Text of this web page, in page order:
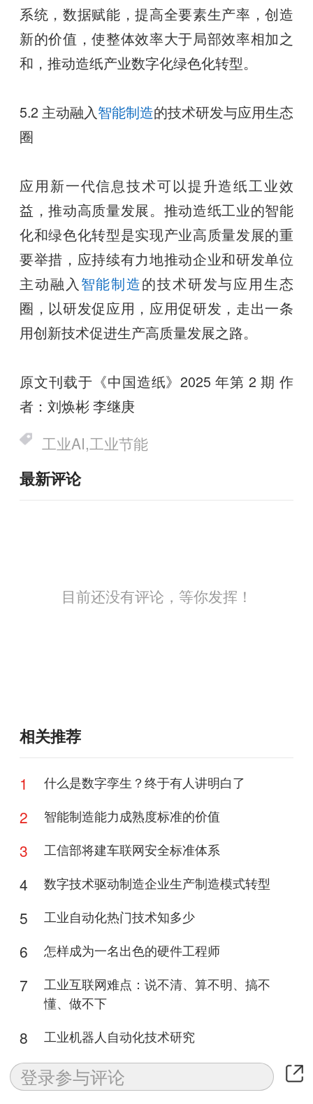
系统，数据赋能，提高全要素生产率，创造
新的价值，使整体效率大于局部效率相加之
和，推动造纸产业数字化绿色化转型。
5.2 主动融入智能制造的技术研发与应用生态
圈
应用新一代信息技术可以提升造纸工业效
益，推动高质量发展。推动造纸工业的智能
化和绿色化转型是实现产业高质量发展的重
要举措，应持续有力地推动企业和研发单位
主动融入 智能制造的技术研发与应用生态
圈，以研发促应用，应用促研发，走出一条
用创新技术促进生产高质量发展之路。
原文刊载于《中国造纸》2025 年第 2 期 作
者：刘焕彬 李继庚
工业AI,工业节能
最新评论
目前还没有评论，等你发挥！
相关推荐
1 什么是数字孪生？终于有人讲明白了
2 智能制造能力成熟度标准的价值
3 工信部将建车联网安全标准体系
4 数字技术驱动制造企业生产制造模式转型
5 工业自动化热门技术知多少
6 怎样成为一名出色的硬件工程师
7
工业互联网难点：说不清、算不明、搞不
懂、做不下
8 工业机器人自动化技术研究
9 数字化转型钱从哪来？遇到阻力怎么办？